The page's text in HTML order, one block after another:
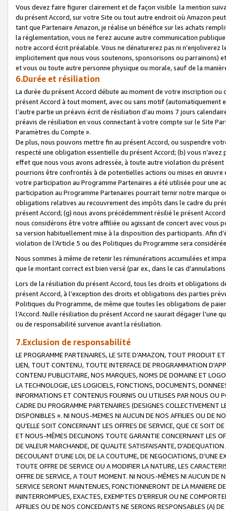
Vous devez faire figurer clairement et de façon visible la mention
du présent Accord, sur votre Site ou tout autre endroit où Amazon
tant que Partenaire Amazon, je réalise un bénéfice sur les achats
la réglementation, vous ne ferez aucune autre communication
notre accord écrit préalable. Vous ne dénaturerez pas ni
implicitement que nous vous soutenons, sponsorisons ou parrainons)
et vous ou toute autre personne physique ou morale, sauf de la
6.Durée et résiliation
La durée du présent Accord débute au moment de votre inscription
présent Accord à tout moment, avec ou sans motif (automatiquement
l’autre partie un préavis écrit de résiliation d’au moins 7 jours
préavis de résiliation en vous connectant à votre compte sur le Site
Paramètres du Compte ».
De plus, nous pouvons mettre fin au présent Accord, ou suspendre
respecté une obligation essentielle du présent Accord; (b) vous
effet que nous vous avons adressée, à toute autre violation du
pourrions être confrontés à de potentielles actions ou mises en
votre participation au Programme Partenaires a été utilisée pour une
participation au Programme Partenaires pourrait ternir notre marque
obligations relatives au recouvrement des impôts dans le cadre du
présent Accord; (g) nous avons précédemment résilié le présent
nous considérons être votre affiliée ou agissant de concert avec vous
sa version habituellement mise à la disposition des participants. Afin
violation de l’Article 5 ou des Politiques du Programme sera
Nous sommes à même de retenir les rémunérations accumulées et
que le montant correct est bien versé (par ex., dans le cas
Lors de la résiliation du présent Accord, tous les droits et obligations
présent Accord, à l’exception des droits et obligations des parties
Politiques du Programme, de même que toutes les obligations de
l’Accord. Nulle résiliation du présent Accord ne saurait dégager l'une
ou de responsabilité survenue avant la résiliation.
7.Exclusion de responsabilité
LE PROGRAMME PARTENAIRES, LE SITE D’AMAZON, TOUT PRODUIT
LIEN, TOUT CONTENU, TOUTE INTERFACE DE PROGRAMMATION
CONTENU PUBLICITAIRE, NOS MARQUES, NOMS DE DOMAINE ET
LA TECHNOLOGIE, LES LOGICIELS, FONCTIONS, DOCUMENTS,
INFORMATIONS ET CONTENUS FOURNIS OU UTILISES PAR NOUS OU
CADRE DU PROGRAMME PARTENAIRES (DESIGNES COLLECTIVEMENT
DISPONIBLES ». NI NOUS-MEMES NI AUCUN DE NOS AFFILIES OU DE
QU’ELLE SOIT CONCERNANT LES OFFRES DE SERVICE, QUE CE SOIT
ET NOUS-MÊMES DECLINONS TOUTE GARANTIE CONCERNANT LES
DE VALEUR MARCHANDE, DE QUALITE SATISFAISANTE,
DECOULANT D’UNE LOI, DE LA COUTUME, DE NEGOCIATIONS, D’UNE
TOUTE OFFRE DE SERVICE OU A MODIFIER LA NATURE, LES
OFFRE DE SERVICE, A TOUT MOMENT. NI NOUS-MÊMES NI AUCUN DE
SERVICE SERONT MAINTENUES, FONCTIONNERONT DE LA MANIERE
ININTERROMPUES, EXACTES, EXEMPTES D’ERREUR OU NE
AFFILIES OU DE NOS CONCEDANTS NE SERONS RESPONSABLES (A)